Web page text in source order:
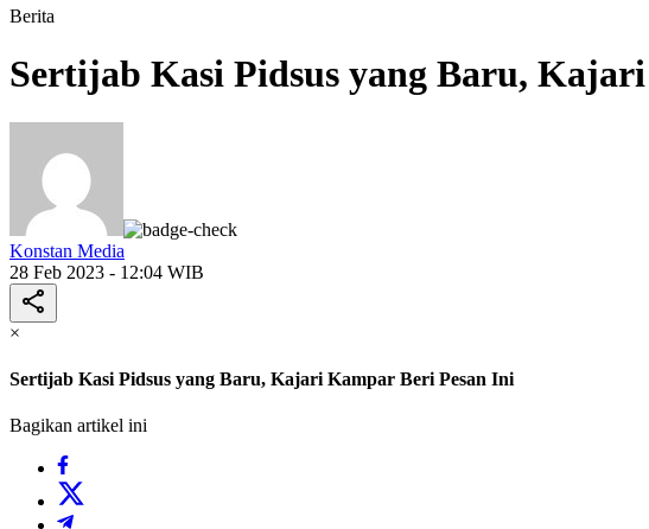
Berita
Sertijab Kasi Pidsus yang Baru,
Konstan Media
28 Feb 2023 - 12:04 WIB
×
Sertijab Kasi Pidsus yang Baru, Kajari Kampar Beri Pesan Ini
Bagikan artikel ini